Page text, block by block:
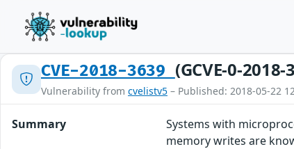
CVE-2018-3639 (GCVE-0-2018-
Vulnerability from cvelistv5 – Published: 2018-05-22
Summary
Systems with
memory writes are